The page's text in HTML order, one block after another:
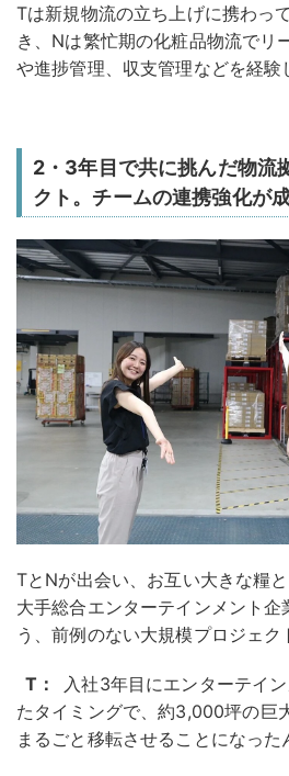
Tは新規物流の立ち上げに携わっ
き、Nは繁忙期の化粧品物流でリ
や進捗管理、収支管理などを経験
2・3年目で共に挑んだ物流
クト。チームの連携強化が
TとNが出会い、お互い大きな糧
大手総合エンターテインメント
う、前例のない大規模プロジェク
T：
入社3年目にエンターテイ
たタイミングで、約3,000坪の巨
まるごと移転させることになった